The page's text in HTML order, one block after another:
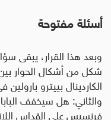
أسئلة مفتوحة
وبعد هذا القرار، يبقى
شكل من أشكال الحوار بين
الكاردينال بييترو
والثاني: هل سيخفف
فرنسيس على القداس